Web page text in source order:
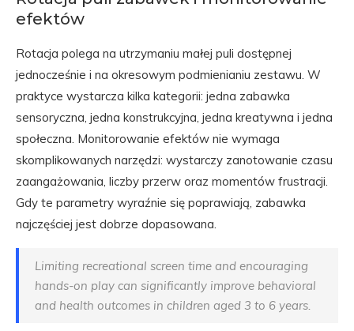
efektów
Rotacja polega na utrzymaniu małej puli dostępnej
jednocześnie i na okresowym podmienianiu zestawu. W
praktyce wystarcza kilka kategorii: jedna zabawka
sensoryczna, jedna konstrukcyjna, jedna kreatywna i jedna
społeczna. Monitorowanie efektów nie wymaga
skomplikowanych narzędzi: wystarczy zanotowanie czasu
zaangażowania, liczby przerw oraz momentów frustracji.
Gdy te parametry wyraźnie się poprawiają, zabawka
najczęściej jest dobrze dopasowana.
Limiting recreational screen time and encouraging
hands-on play can significantly improve behavioral
and health outcomes in children aged 3 to 6 years.